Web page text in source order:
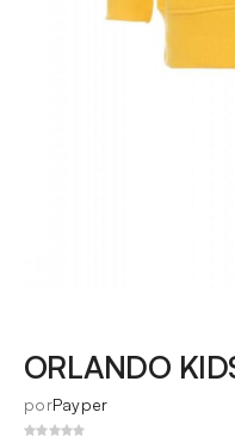
ORLANDO
porPayper